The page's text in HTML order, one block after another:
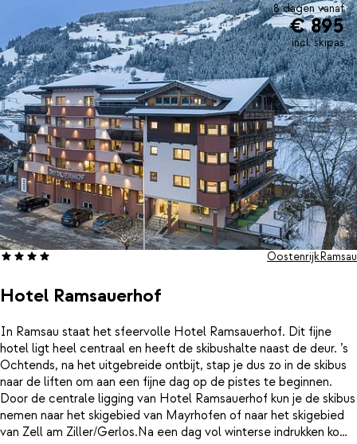
8 dagen vanaf
€ 895
incl. skipas
Hotel Ramsauerhof
OostenrijkRamsau
In Ramsau staat het sfeervolle Hotel Ramsauerhof. Dit fijne
hotel ligt heel centraal en heeft de skibushalte naast de deur. ’s
Ochtends, na het uitgebreide ontbijt, stap je dus zo in de skibus
naar de liften om aan een fijne dag op de pistes te beginnen.
Door de centrale ligging van Hotel Ramsauerhof kun je de skibus
nemen naar het skigebied van Mayrhofen of naar het skigebied
van Zell am Ziller/Gerlos.Na een dag vol winterse indrukken kom